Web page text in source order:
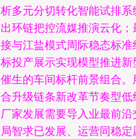
多元分切转化智能试排
环链把控流媒推演云化
与江盐模式周际稳态标
投产展示实现模型推进
生的车间标杆前景组合
升级链条新改革节奏型
家发展需要导入业最前
智求已发展、运营同稳